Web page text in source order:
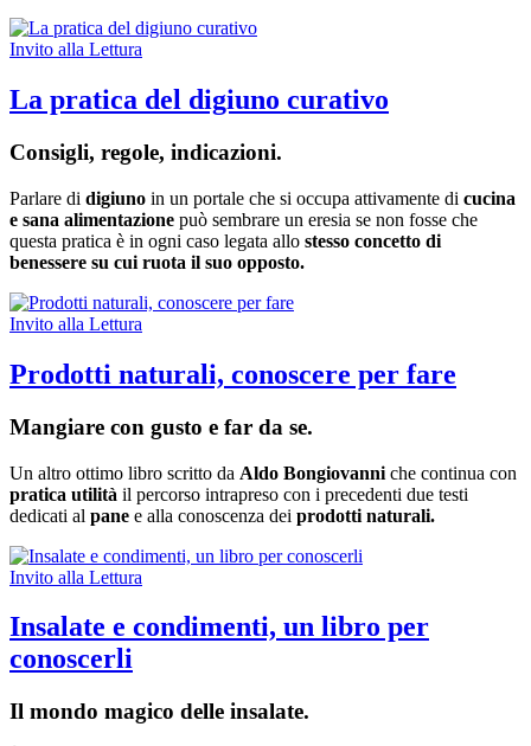
Invito alla Lettura
La pratica del digiuno curativo
Consigli, regole, indicazioni.
Parlare di digiuno in un portale che si occupa attivamente di cucina
e sana alimentazione può sembrare un eresia se non fosse che
questa pratica è in ogni caso legata allo stesso concetto di
benessere su cui ruota il suo opposto.
Invito alla Lettura
Prodotti naturali, conoscere per fare
Mangiare con gusto e far da se.
Un altro ottimo libro scritto da Aldo Bongiovanni che continua con
pratica utilità il percorso intrapreso con i precedenti due testi
dedicati al pane e alla conoscenza dei prodotti naturali.
Invito alla Lettura
Insalate e condimenti, un libro per
conoscerli
Il mondo magico delle insalate.